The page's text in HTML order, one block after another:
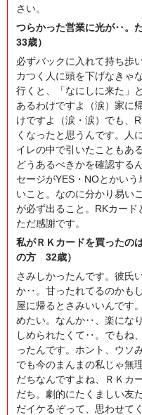
さい。
つらかった営業に光が‥。
33歳）
必ずバックに入れて持ち歩
カつく人に頭を下げなきゃ
行くと、「なにしに来た」
あるわけですよ（涙）家に
けですよ（涙・涙）でも、
くなったと思うんです。人
イレの中で引いたこともあ
どうあるべきかを確認する
セージがYES・NOとかい
いこと。なのに分かり易い
が必ず出ること。RKカー
ただ感謝です。
私がＲＫカードを買ったの
の方 32歳）
さみしかったんです。彼氏
か‥。甘ったれてるのかも
屋に帰るとさみいいんです
めたい。なんか‥、楽にな
しめられたくて‥。でもね
ったんです。ホント、ウソ
でも今のまんまの私じゃ無
だちなんですよね、ＲＫカ
だち。劇的にたくましい友
だイケるぞって、思わせて